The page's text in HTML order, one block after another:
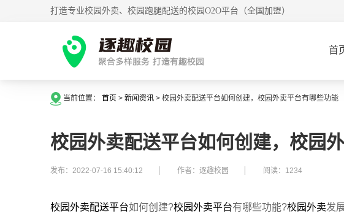
打造专业校园外卖、校园跑腿配送的校园O2O平台（全国加盟）
首
当前位置： 首页 > 新闻资讯 > 校园外卖配送平台如何创建，校园外卖平台有哪些功能
校园外卖配送平台如何创建，校园
发布：2022-07-16 15:40:12 作者：逐趣校园 阅读：1234
校园外卖配送平台如何创建?校园外卖平台有哪些功能?校园外卖发